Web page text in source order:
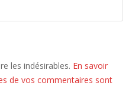
les indésirables. En savoir
de vos commentaires sont